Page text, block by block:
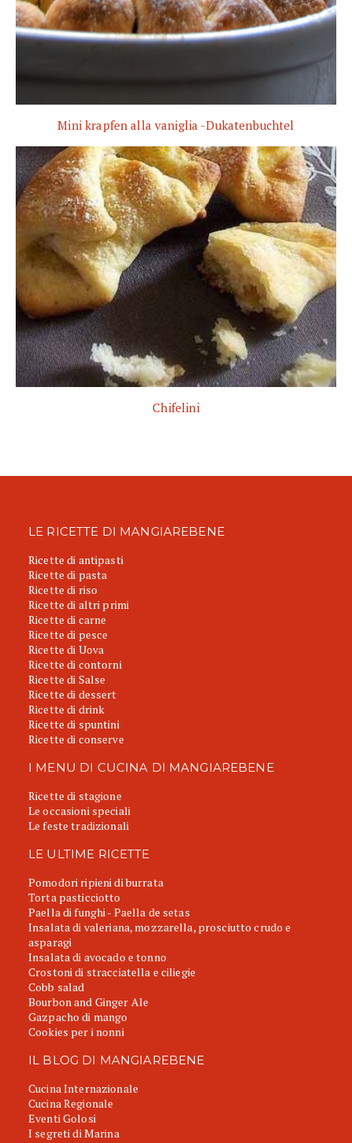
Mini krapfen alla vaniglia -Dukatenbuchtel
Chifelini
LE RICETTE DI MANGIAREBENE
Ricette di antipasti
Ricette di pasta
Ricette di riso
Ricette di altri primi
Ricette di carne
Ricette di pesce
Ricette di Uova
Ricette di contorni
Ricette di Salse
Ricette di dessert
Ricette di drink
Ricette di spuntini
Ricette di conserve
I MENU DI CUCINA DI MANGIAREBENE
Ricette di stagione
Le occasioni speciali
Le feste tradizionali
LE ULTIME RICETTE
Pomodori ripieni di burrata
Torta pasticciotto
Paella di funghi - Paella de setas
Insalata di valeriana, mozzarella, prosciutto crudo e
asparagi
Insalata di avocado e tonno
Crostoni di stracciatella e ciliegie
Cobb salad
Bourbon and Ginger Ale
Gazpacho di mango
Cookies per i nonni
IL BLOG DI MANGIAREBENE
Cucina Internazionale
Cucina Regionale
Eventi Golosi
I segreti di Marina